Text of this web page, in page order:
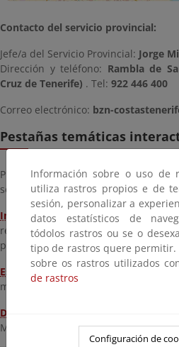
Contacto del servicio provincial:
Jefe/a del Servicio Provincial: Jorge
Dirección y teléfono: Rambla de
Cruz de Tenerife) . Tel: 922 446 400
Correo electrónico: bzn-
Pestañas temáticas
Pinche en las pestañas de la
seleccionar una temática
Inversiones:
Obras y proyectos a
reciente terminación. Puede ver
pinchando sobre su punto en el
Espacios marinos protegidos:
marinos protegidos.
Deslinde
: Acceda a la línea de
Marítimo-Terrestre (DPMT) de la
Información sobre o uso de
utiliza rastros propios e de
sesión, personalizar a
datos estatísticos de
tódolos rastros ou se o
tipo de rastros quere permitir.
sobre os rastros utilizados
de rastros
Configuración de